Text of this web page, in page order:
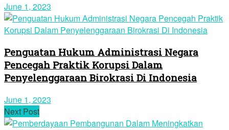
June 1, 2023
Penguatan Hukum Administrasi Negara
Pencegah Praktik Korupsi Dalam
Penyelenggaraan Birokrasi Di Indonesia
June 1, 2023
Next Post